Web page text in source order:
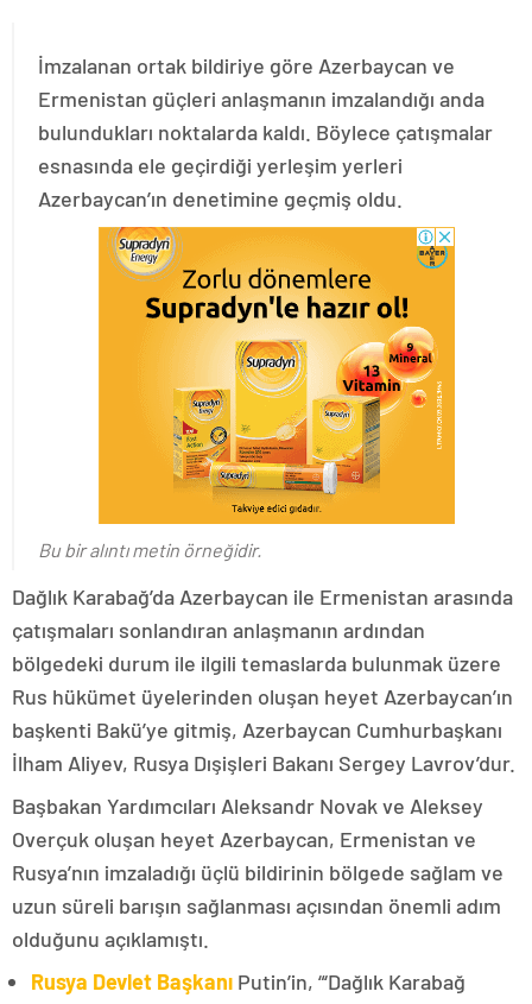
İmzalanan ortak bildiriye göre Azerbaycan ve
Ermenistan güçleri anlaşmanın imzalandığı anda
bulundukları noktalarda kaldı. Böylece çatışmalar
esnasında ele geçirdiği yerleşim yerleri
Azerbaycan’ın denetimine geçmiş oldu.
Bu bir alıntı metin örneğidir.
Dağlık Karabağ’da Azerbaycan ile Ermenistan arasında
çatışmaları sonlandıran anlaşmanın ardından
bölgedeki durum ile ilgili temaslarda bulunmak üzere
Rus hükümet üyelerinden oluşan heyet Azerbaycan’ın
başkenti Bakü’ye gitmiş, Azerbaycan Cumhurbaşkanı
İlham Aliyev, Rusya Dışişleri Bakanı Sergey Lavrov’dur.
Başbakan Yardımcıları Aleksandr Novak ve Aleksey
Overçuk oluşan heyet Azerbaycan, Ermenistan ve
Rusya’nın imzaladığı üçlü bildirinin bölgede sağlam ve
uzun süreli barışın sağlanması açısından önemli adım
olduğunu açıklamıştı.
Rusya Devlet Başkanı Putin’in, “‘Dağlık Karabağ